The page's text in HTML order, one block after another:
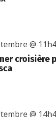
croisière
@
@